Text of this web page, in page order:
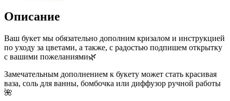
Описание
Ваш букет мы обязательно дополним кризалом и инструкцией
по уходу за цветами, а также, с радостью подпишем открытку
с вашими пожеланиями🌿
Замечательным дополнением к букету может стать красивая
ваза, соль для ванны, бомбочка или диффузор ручной работы
🌺